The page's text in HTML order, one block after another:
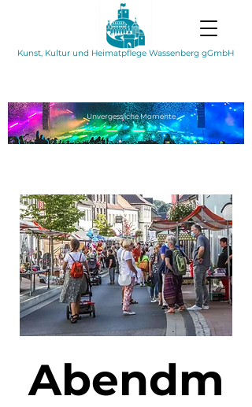
Kunst, Kultur und Heimatpflege Wassenberg gGmbH
UnvergesslicheMomente
Abendm